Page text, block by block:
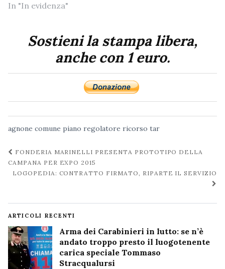
In "In evidenza"
Sostieni la stampa libera,
anche con 1 euro.
agnone comune piano regolatore ricorso tar
Navigazione
post
FONDERIA MARINELLI PRESENTA PROTOTIPO DELLA
CAMPANA PER EXPO 2015
LOGOPEDIA: CONTRATTO FIRMATO, RIPARTE IL SERVIZIO
ARTICOLI RECENTI
Arma dei Carabinieri in lutto: se n’è
andato troppo presto il luogotenente
carica speciale Tommaso
Stracqualursi